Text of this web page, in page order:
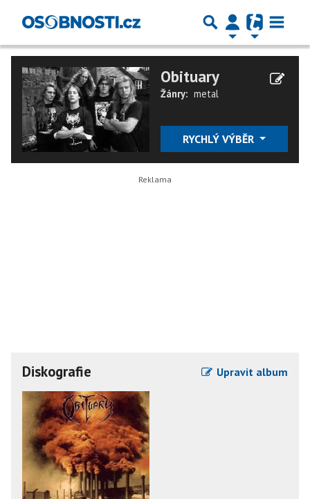
Obituary
Žánry: metal
RYCHLÝ VÝBĚR
Diskografie Upravit album